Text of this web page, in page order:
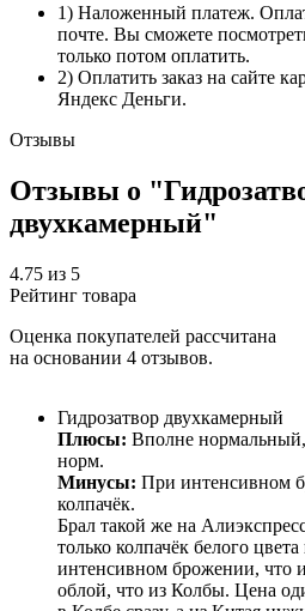
1) Наложенный платеж.
почте. Вы сможете
только потом оплатить.
2) Оплатить заказ на сайте
Яндекс Деньги.
Отзывы
Отзывы о
двухкамерный"
4.75 из 5
Рейтинг товара
Оценка покупателей рассчитана
на основании 4 отзывов.
Гидрозатвор двухкамерный
Плюсы: Вполне
норм.
Минусы: При интенсивном
колпачёк.
Брал такой же на
только колпачёк белого
интенсивном брожении, что
облой, что из Колбы. Цена